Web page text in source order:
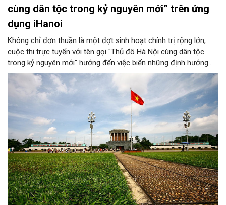
cùng dân tộc trong kỷ nguyên mới” trên ứng
dụng iHanoi
Không chỉ đơn thuần là một đợt sinh hoạt chính trị rộng lớn,
cuộc thi trực tuyến với tên gọi "Thủ đô Hà Nội cùng dân tộc
trong kỷ nguyên mới" hướng đến việc biến những định hướng
chiến lược trong Nghị quyết số 02-NQ/TW của Bộ Chính trị
thành niềm tin, thành nhận thức chung của mỗi người dân.